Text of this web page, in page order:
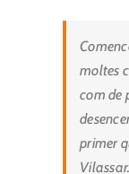
moltes
com de
primer